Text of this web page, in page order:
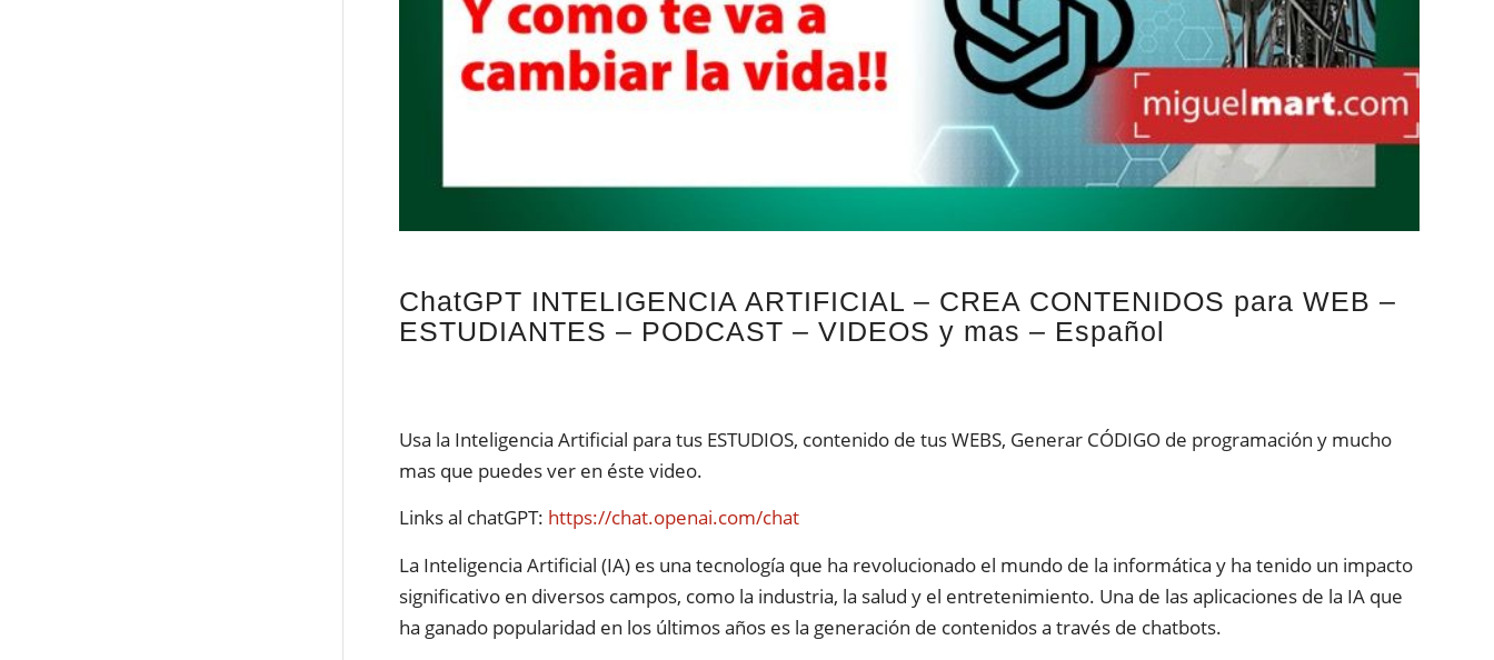
ChatGPT INTELIGENCIA ARTIFICIAL – CREA CONTENIDOS para WEB –
ESTUDIANTES – PODCAST – VIDEOS y mas – Español
Usa la Inteligencia Artificial para tus ESTUDIOS, contenido de tus WEBS, Generar CÓDIGO de programación y mucho
mas que puedes ver en éste video.
Links al chatGPT: https://chat.openai.com/chat
La Inteligencia Artificial (IA) es una tecnología que ha revolucionado el mundo de la informática y ha tenido un impacto
significativo en diversos campos, como la industria, la salud y el entretenimiento. Una de las aplicaciones de la IA que
ha ganado popularidad en los últimos años es la generación de contenidos a través de chatbots.